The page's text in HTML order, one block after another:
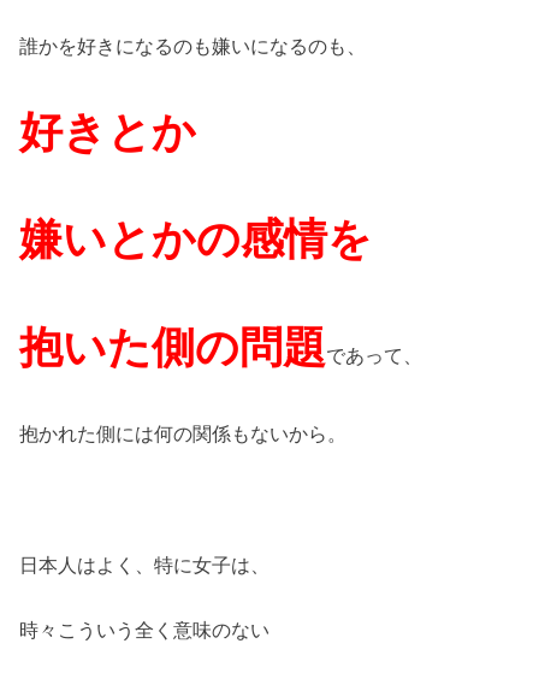
誰かを好きになるのも嫌いになるのも、
好きとか
嫌いとかの感情を
抱いた側の問題であって、
抱かれた側には何の関係もないから。
日本人はよく、特に女子は、
時々こういう全く意味のない